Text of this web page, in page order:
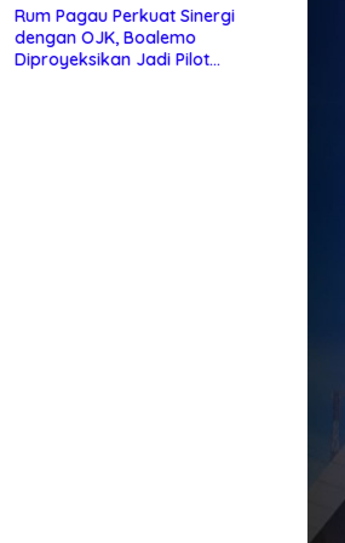
Rum Pagau Perkuat Sinergi
dengan OJK, Boalemo
Diproyeksikan Jadi Pilot